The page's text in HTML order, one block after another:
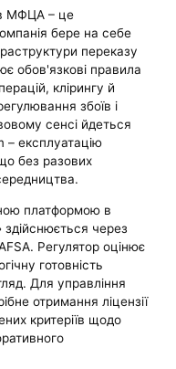
МФЦА – це
бере на себе
переказу
обов'язкові правила
клірингу й
збоїв і
сенсі йдеться
– експлуатацію
без разових
платформою в
через
Регулятор оцінює
готовність
Для управління
отримання ліцензії
критеріїв щодо